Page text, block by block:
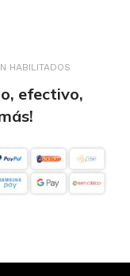
HABILITADOS
efectivo,